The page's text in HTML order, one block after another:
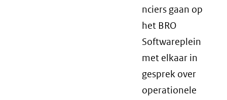
nciers gaan op
het BRO
Softwareplein
met elkaar in
gesprek over
operationele